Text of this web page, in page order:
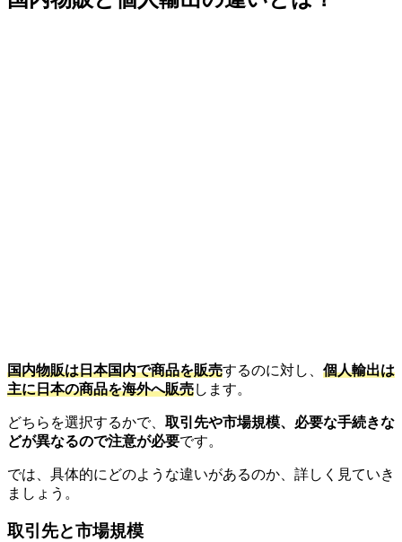
国内物販は日本国内で商品を販売するのに対し、 個人輸出は
主に日本の商品を海外へ販売します。
どちらを選択するかで、 取引先や市場規模、必要な手続きな
どが異なるので注意が必要です。
では、具体的にどのような違いがあるのか、詳しく見ていき
ましょう。
取引先と市場規模